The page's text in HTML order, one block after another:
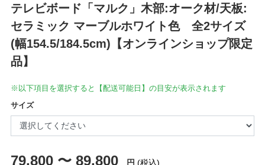
テレビボード「マルク」木部:オーク材/天板:
セラミック マーブルホワイト色 全2サイズ
(幅154.5/184.5cm)【オンラインショップ限定
品】
※以下項目を選択すると【配送可能日】の目安が表示されます
サイズ
79,800 〜 89,800 円 (税込)